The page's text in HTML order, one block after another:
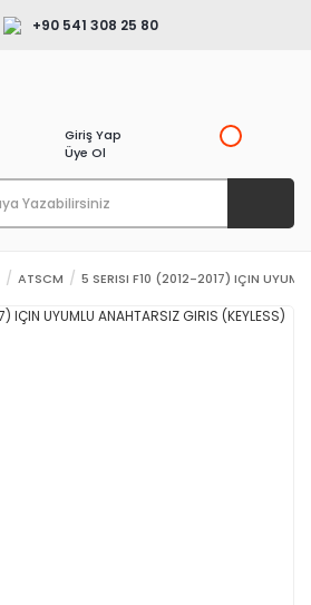
+90 541 308 25 80
Giriş Yap
Üye Ol
ATSCM 5 SERISI F10 (2012-2017) IÇIN